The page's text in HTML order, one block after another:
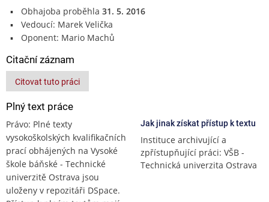
Obhajoba proběhla 31. 5. 2016
Vedoucí: Marek Velička
Oponent: Mario Machů
Citační záznam
Citovat tuto práci
Plný text práce
Právo: Plné texty
vysokoškolských kvalifikačních
prací obhájených na Vysoké
škole báňské - Technické
univerzitě Ostrava jsou
uloženy v repozitáři DSpace.
Jak jinak získat přístup k textu
Instituce archivující a
zpřístupňující práci: VŠB -
Technická univerzita Ostrava